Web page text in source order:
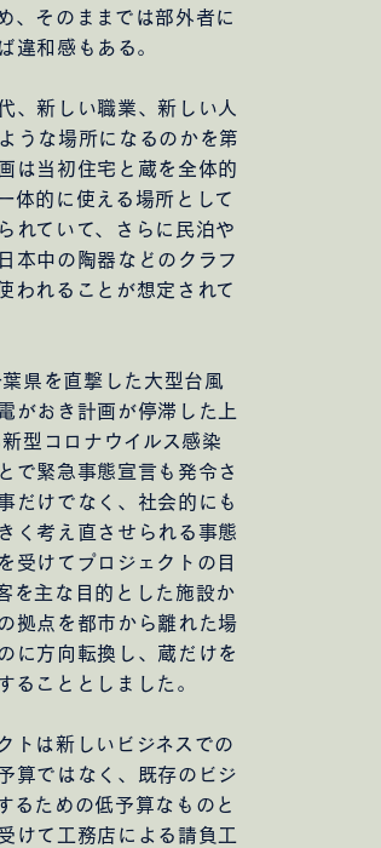
、そのままでは部外者に
違和感もある。
、新しい職業、新しい人
うな場所になるのかを第
は当初住宅と蔵を全体的
体的に使える場所として
れていて、さらに民泊や
本中の陶器などのクラフ
われることが想定されて
県を直撃した大型台風
がおき計画が停滞した上
型コロナウイルス感染
で緊急事態宣言も発令さ
だけでなく、社会的にも
く考え直させられる事態
受けてプロジェクトの目
を主な目的とした施設か
拠点を都市から離れた場
に方向転換し、蔵だけを
ることとしました。
トは新しいビジネスでの
算ではなく、既存のビジ
るための低予算なものと
けて工務店による請負工